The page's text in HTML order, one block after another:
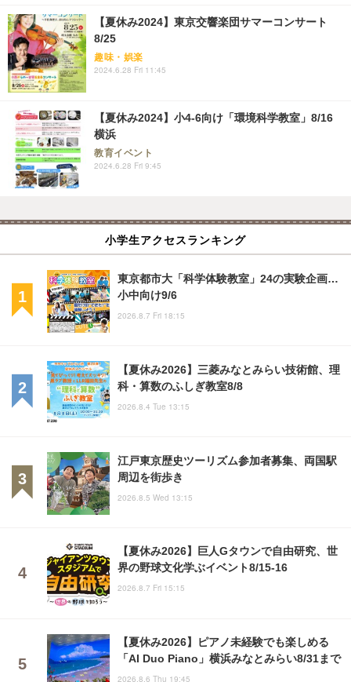
【夏休み2024】東京交響楽団サマーコンサート
8/25
趣味・娯楽
2024.6.28 Fri 11:45
【夏休み2024】小4-6向け「環境科学教室」8/16
横浜
教育イベント
2024.6.28 Fri 9:45
小学生アクセスランキング
東京都市大「科学体験教室」24の実験企画…
小中向け9/6
2026.8.7 Fri 18:15
【夏休み2026】三菱みなとみらい技術館、理
科・算数のふしぎ教室8/8
2026.8.4 Tue 13:15
江戸東京歴史ツーリズム参加者募集、両国駅
周辺を街歩き
2026.8.5 Wed 13:15
【夏休み2026】巨人Gタウンで自由研究、世
界の野球文化学ぶイベント8/15-16
2026.8.7 Fri 15:15
【夏休み2026】ピアノ未経験でも楽しめる
「AI Duo Piano」横浜みなとみらい8/31まで
2026.8.6 Thu 19:45